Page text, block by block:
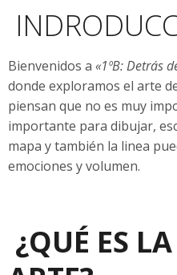
Bienvenidos a «1ºB: Detrás
donde exploramos el arte
piensan que no es muy
importante para dibujar,
mapa y también la linea
emociones y volumen.
¿QUÉ ES